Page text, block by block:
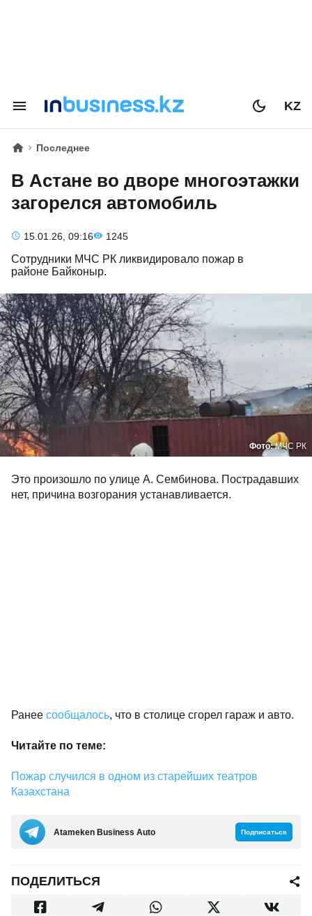
KZ
Последнее
В Астане во дворе многоэтажки
загорелся автомобиль
15.01.26, 09:16 1245
Сотрудники МЧС РК ликвидировало пожар в
районе Байконыр.
Фото:МЧС РК
Это произошло по улице А. Сембинова. Пострадавших
нет, причина возгорания устанавливается.
Ранее сообщалось, что в столице сгорел гараж и авто.
Читайте по теме:
Пожар случился в одном из старейших театров
Казахстана
Аtameken Business Auto Подписаться
ПОДЕЛИТЬСЯ